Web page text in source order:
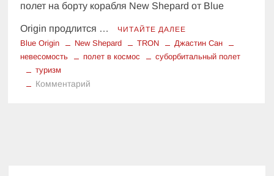
полет на борту корабля New Shepard от Blue
Origin продлится … ЧИТАЙТЕ ДАЛЕЕ
Blue Origin New Shepard TRON
Джастин Сан
невесомость
полет в космос
суборбитальный полет
туризм
Комментарий